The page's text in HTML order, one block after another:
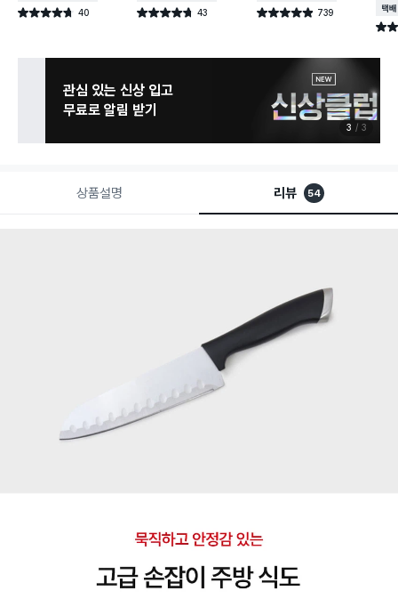
별점 4.7점 40
건 작성 별점 4.7점 43
건 작성 별점 4.9점 739
건 작성
택배
별점
관심 있는 신상 입고
무료로 알림 받기
3 3
상품설명 리뷰 54